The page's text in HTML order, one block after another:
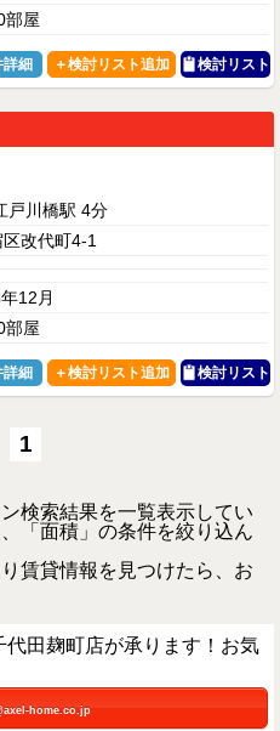
部屋
詳細 検討リスト
戸川橋駅 4分
改代町4-1
12月
部屋
詳細 検討リスト
1
検索結果を一覧表示してい
「面積」の条件を絞り込ん
賃貸情報を見つけたら、お
田麹町店が承ります！お気
home.co.jp